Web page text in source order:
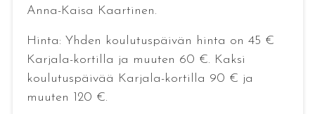
Anna-Kaisa Kaartinen.
Hinta: Yhden koulutuspäivän hinta on 45 €
Karjala-kortilla ja muuten 60 €. Kaksi
koulutuspäivää Karjala-kortilla 90 € ja
muuten 120 €.